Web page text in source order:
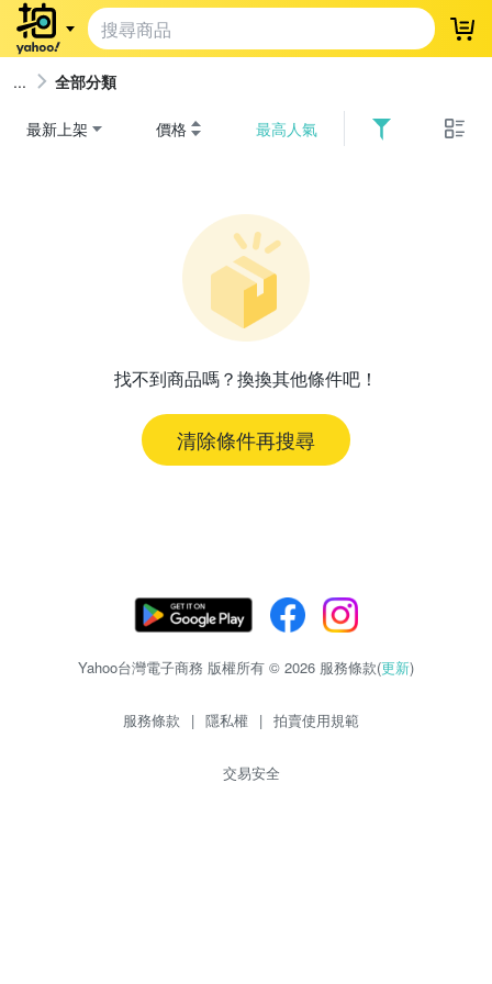
登
全部分類
最新上架 價格 最高人氣
找不到商品嗎？換換其他條件吧！
清除條件再搜尋
Yahoo台灣電子商務 版權所有 © 2026 服務條款(更新)
服務條款 | 隱私權 | 拍賣使用規範
交易安全